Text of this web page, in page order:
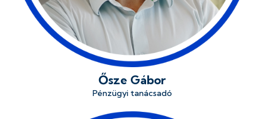
Ősze Gábor
Pénzügyi tanácsadó